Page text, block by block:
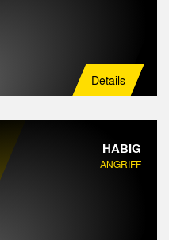
Details
HABIG
ANGRIFF